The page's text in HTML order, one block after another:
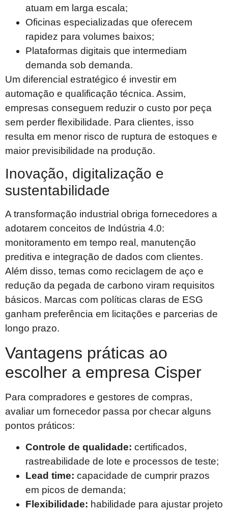
atuam em larga escala;
Oficinas especializadas que oferecem
rapidez para volumes baixos;
Plataformas digitais que intermediam
demanda sob demanda.
Um diferencial estratégico é investir em
automação e qualificação técnica. Assim,
empresas conseguem reduzir o custo por peça
sem perder flexibilidade. Para clientes, isso
resulta em menor risco de ruptura de estoques e
maior previsibilidade na produção.
Inovação, digitalização e
sustentabilidade
A transformação industrial obriga fornecedores a
adotarem conceitos de Indústria 4.0:
monitoramento em tempo real, manutenção
preditiva e integração de dados com clientes.
Além disso, temas como reciclagem de aço e
redução da pegada de carbono viram requisitos
básicos. Marcas com políticas claras de ESG
ganham preferência em licitações e parcerias de
longo prazo.
Vantagens práticas ao
escolher a empresa Cisper
Para compradores e gestores de compras,
avaliar um fornecedor passa por checar alguns
pontos práticos:
Controle de qualidade: certificados,
rastreabilidade de lote e processos de teste;
Lead time: capacidade de cumprir prazos
em picos de demanda;
Flexibilidade: habilidade para ajustar projeto